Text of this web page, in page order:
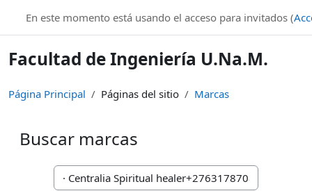
En este momento está usando el acceso para invitados (
Facultad de Ingeniería U.Na.M.
Página Principal Páginas del sitio Marcas
Buscar marcas
Buscar marcas